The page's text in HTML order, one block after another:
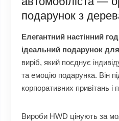
подарунок з
Елегантний настінний
ідеальний подарунок для
виріб, який поєднує
та емоцію подарунка. Він
корпоративних привітань
Вироби HWD цінують за